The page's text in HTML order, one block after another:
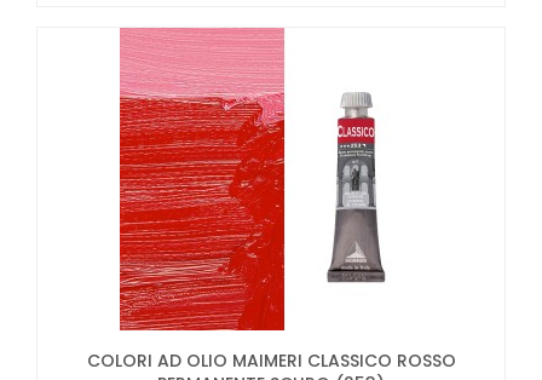
COLORI AD OLIO MAIMERI CLASSICO ROSSO